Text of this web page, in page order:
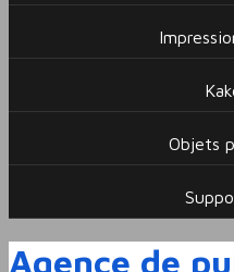
Objets
Agence de